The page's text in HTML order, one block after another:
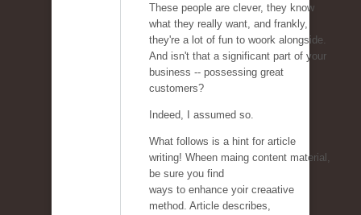
These people are clever, they know
what they really want, and frankly,
they're a lot of fun to woork alongside.
And isn't that a significant part of your
business -- possessing great
customers?
Indeed, I assumed so.
What follows is a hint for article
writing! Wheen maing content material,
be sure you find
ways to enhance yoir creaative
method. Article describes,